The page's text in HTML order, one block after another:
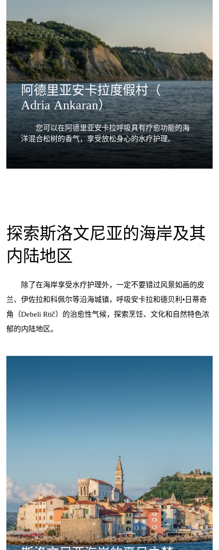
阿德里亚安卡拉度假村（
Adria Ankaran）
您可以在阿德里亚安卡拉呼吸具有疗愈功能的海
洋混合松树的香气，享受放松身心的水疗护理。
探索斯洛文尼亚的海岸及其
内陆地区
除了在海岸享受水疗护理外，一定不要错过风景如画的皮
兰、伊佐拉和科佩尔等沿海城镇，呼吸安卡拉和德贝利•日蒂奇
角（Debeli Rtič）的治愈性气候，探索烹饪、文化和自然特色浓
郁的内陆地区。